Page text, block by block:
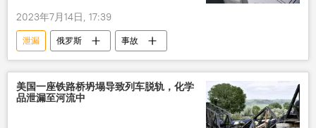
2023年7月14日, 17:39
泄漏 俄罗斯 事故
美国一座铁路桥坍塌导致列车脱轨，化学
品泄漏至河流中